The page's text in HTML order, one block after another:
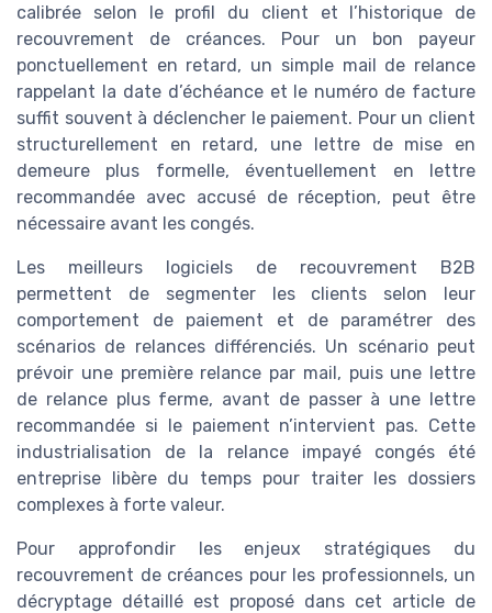
calibrée selon le profil du client et l’historique de
recouvrement de créances. Pour un bon payeur
ponctuellement en retard, un simple mail de relance
rappelant la date d’échéance et le numéro de facture
suffit souvent à déclencher le paiement. Pour un client
structurellement en retard, une lettre de mise en
demeure plus formelle, éventuellement en lettre
recommandée avec accusé de réception, peut être
nécessaire avant les congés.
Les meilleurs logiciels de recouvrement B2B
permettent de segmenter les clients selon leur
comportement de paiement et de paramétrer des
scénarios de relances différenciés. Un scénario peut
prévoir une première relance par mail, puis une lettre
de relance plus ferme, avant de passer à une lettre
recommandée si le paiement n’intervient pas. Cette
industrialisation de la relance impayé congés été
entreprise libère du temps pour traiter les dossiers
complexes à forte valeur.
Pour approfondir les enjeux stratégiques du
recouvrement de créances pour les professionnels, un
décryptage détaillé est proposé dans cet article de